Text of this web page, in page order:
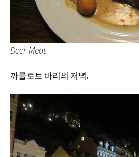
Deer Meat
까를로브 바리의 저녁.